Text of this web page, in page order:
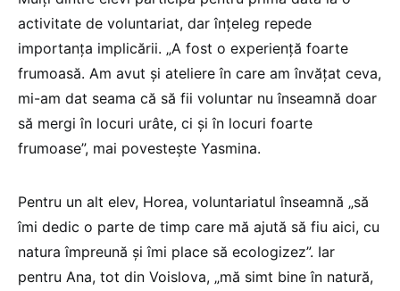
activitate de voluntariat, dar înțeleg repede
importanța implicării. „A fost o experiență foarte
frumoasă. Am avut și ateliere în care am învățat ceva,
mi-am dat seama că să fii voluntar nu înseamnă doar
să mergi în locuri urâte, ci și în locuri foarte
frumoase”, mai povestește Yasmina.
Pentru un alt elev, Horea, voluntariatul înseamnă „să
îmi dedic o parte de timp care mă ajută să fiu aici, cu
natura împreună și îmi place să ecologizez”. Iar
pentru Ana, tot din Voislova, „mă simt bine în natură,